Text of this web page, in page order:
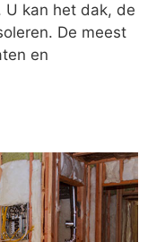
U kan het dak, de
De meest
en